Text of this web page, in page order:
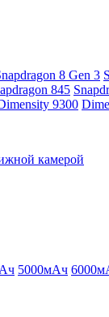
8 Gen 3
845
9300
камерой
5000мАч